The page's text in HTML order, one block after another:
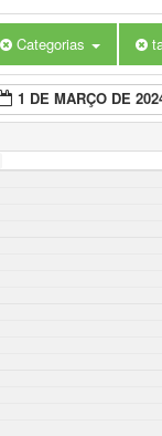
Categorias
1 DE MARÇO DE